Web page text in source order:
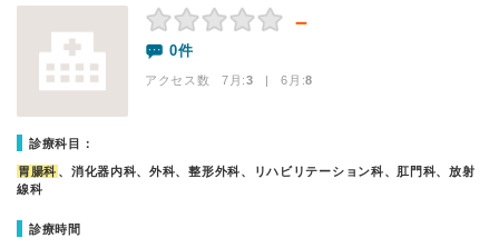
－
0件
アクセス数 7月:3 | 6月:8
診療科目：
胃腸科 、消化器内科、外科、整形外科、リハビリテーション科、肛門科、放射
線科
診療時間